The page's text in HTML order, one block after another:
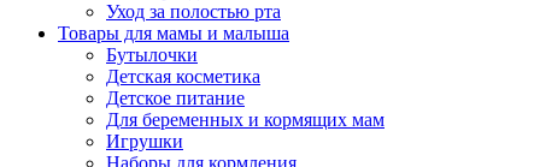
Уход за полостью рта
Товары для мамы и малыша
Бутылочки
Детская косметика
Детское питание
Для беременных и кормящих мам
Игрушки
Наборы для кормления